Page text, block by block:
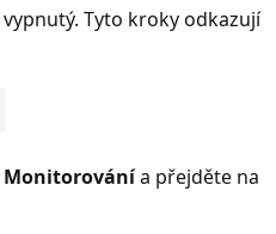
vypnutý. Tyto kroky odkazují
Monitorovánía přejděte na